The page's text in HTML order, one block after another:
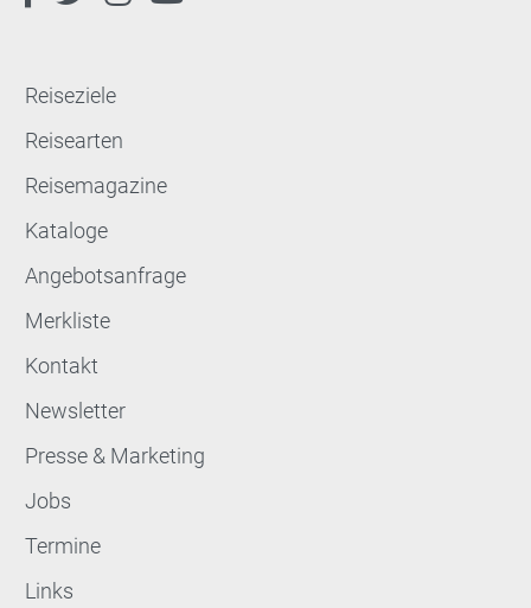
Reiseziele
Reisearten
Reisemagazine
Kataloge
Angebotsanfrage
Merkliste
Kontakt
Newsletter
Presse & Marketing
Jobs
Termine
Links